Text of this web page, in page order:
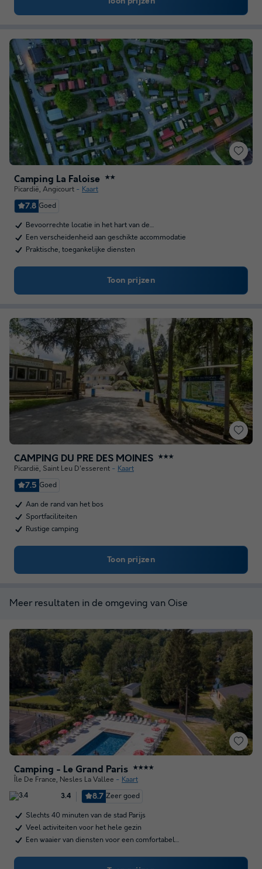
Camping La Faloise ★★
Picardië, Angicourt Kaart
7.8 Goed
Bevoorrechte locatie in het hart van de…
Een verscheidenheid aan geschikte accommodatie
Praktische, toegankelijke diensten
Toon prijzen
CAMPING DU PRE DES MOINES ★★★
Picardië, Saint Leu D'esserent Kaart
7.5 Goed
Aan de rand van het bos
Sportfaciliteiten
Rustige camping
Toon prijzen
Meer resultaten in de omgeving van Oise
Camping - Le Grand Paris ★★★★
Île De France, Nesles La Vallee Kaart
3.4 8.7 Zeer goed
Slechts 40 minuten van de stad Parijs
Veel activiteiten voor het hele gezin
Een waaier van diensten voor een comfortabel…